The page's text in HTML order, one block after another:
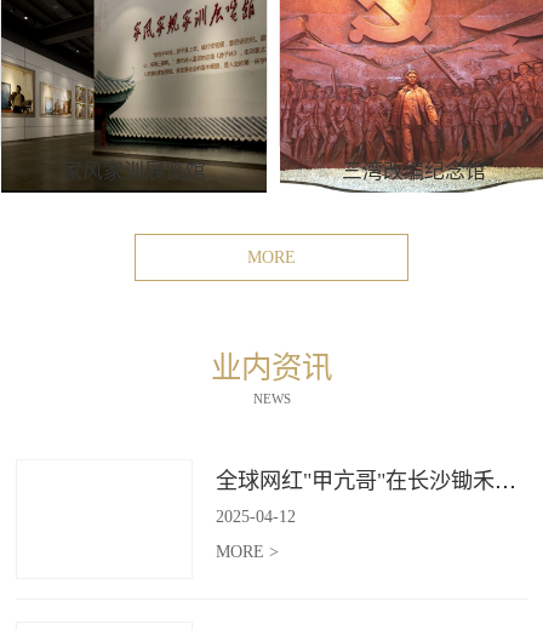
家风家训展览馆 三湾改编纪念馆
MORE
业内资讯
NEWS
全球网红"甲亢哥"在长沙锄禾打造的杜甫江阁体验参观
2025-04-12
MORE >